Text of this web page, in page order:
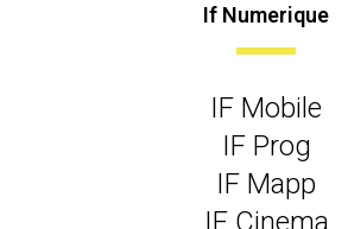
If Numerique
IF Mobile
IF Prog
IF Mapp
IF Cinema